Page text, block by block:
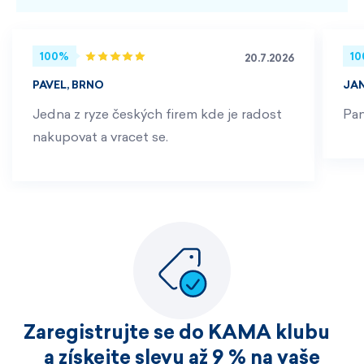
100% 20.7.2026
PAVEL, BRNO
Jedna z ryze českých firem kde je radost
nakupovat a vracet se.
Zaregistrujte se do KAMA klubu
a získejte slevu až 9 % na vaše